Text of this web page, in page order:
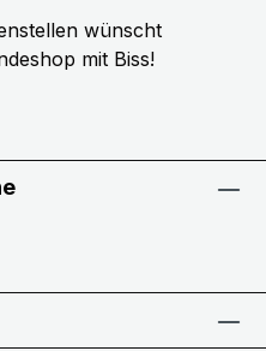
wünscht
mit Biss!